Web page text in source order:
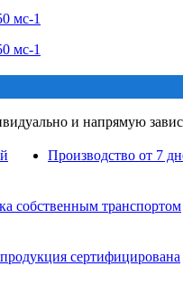
и напрямую
Производство от 7
собственным транспортом
сертифицирована